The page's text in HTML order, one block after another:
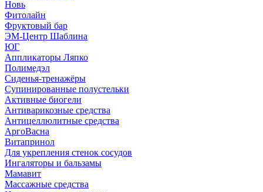
Новь
Фитолайн
Фруктовый бар
ЭМ-Центр Шаблина
ЮГ
Аппликаторы Ляпко
Полимедэл
Сиденья-тренажёры
Супинированные полустельки
Активные биогели
Антиварикозные средства
Антицеллюлитные средства
АргоВасна
Витапринол
Для укрепления стенок сосудов
Ингаляторы и бальзамы
Мамавит
Массажные средства